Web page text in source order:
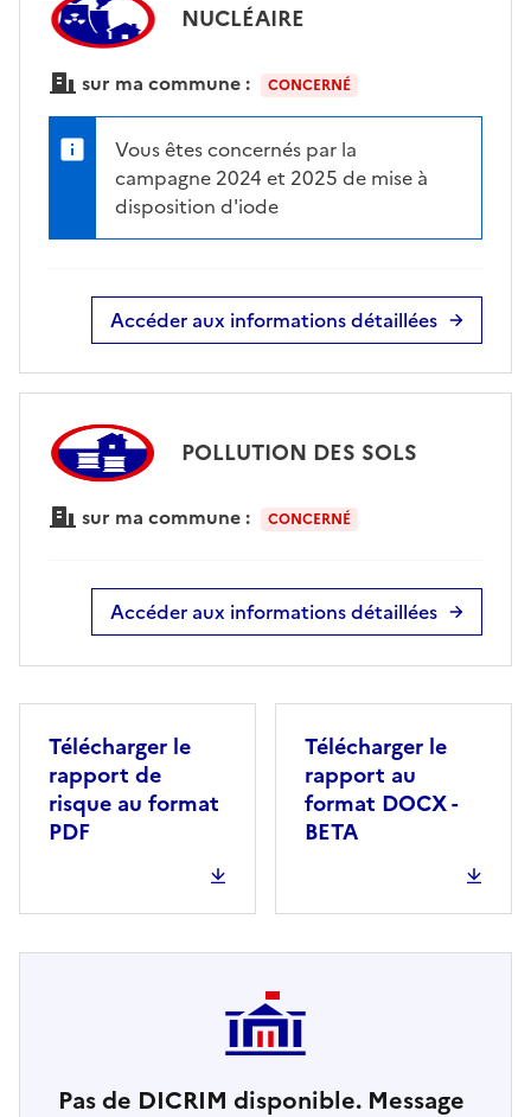
NUCLÉAIRE
sur ma commune : CONCERNÉ
Vous êtes concernés par la
campagne 2024 et 2025 de mise à
disposition d'iode
Accéder aux informations détaillées
POLLUTION DES SOLS
sur ma commune : CONCERNÉ
Accéder aux informations détaillées
Télécharger le
rapport de
risque au format
PDF
Télécharger le
rapport au
format DOCX -
BETA
Pas de DICRIM disponible. Message